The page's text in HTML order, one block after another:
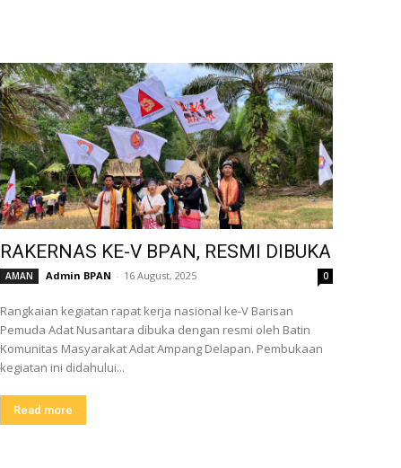
RAKERNAS KE-V BPAN, RESMI DIBUKA
AMAN Admin BPAN - 16 August, 2025 0
Rangkaian kegiatan rapat kerja nasional ke-V Barisan
Pemuda Adat Nusantara dibuka dengan resmi oleh Batin
Komunitas Masyarakat Adat Ampang Delapan. Pembukaan
kegiatan ini didahului...
Read more